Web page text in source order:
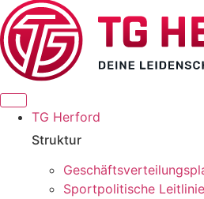
TG Herford
Struktur
Sportpolitische